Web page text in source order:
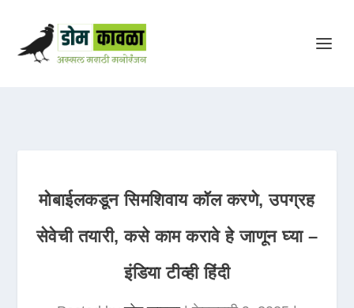
मोबाईलकडून सिमशिवाय कॉल करणे, उपग्रह
सेवेची तयारी, कसे काम करावे हे जाणून घ्या –
इंडिया टीव्ही हिंदी